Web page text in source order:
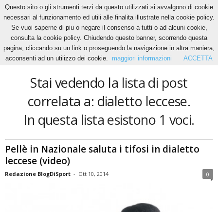
Home Tags Dialetto leccese
dialetto leccese
Stai vedendo la lista di post
correlata a: dialetto leccese.
In questa lista esistono 1 voci.
Pellè in Nazionale saluta i tifosi in dialetto
leccese (video)
Redazione BlogDiSport - Ott 10, 2014 0
Questo sito o gli strumenti terzi da questo utilizzati si avvalgono di cookie
necessari al funzionamento ed utili alle finalita illustrate nella cookie policy.
Se vuoi saperne di piu o negare il consenso a tutti o ad alcuni cookie,
consulta la cookie policy. Chiudendo questo banner, scorrendo questa
pagina, cliccando su un link o proseguendo la navigazione in altra maniera,
acconsenti ad un utilizzo dei cookie.
maggiori informazioni ACCETTA